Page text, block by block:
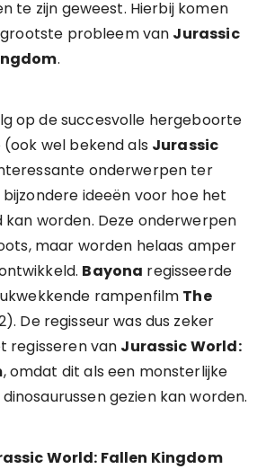
te zijn geweest. Hierbij komen
probleem van Jurassic
.
op de succesvolle hergeboorte
wel bekend als Jurassic
onderwerpen ter
ideeën voor hoe het
worden. Deze onderwerpen
maar worden helaas amper
Bayona regisseerde
rampenfilm The
De regisseur was dus zeker
regisseren van Jurassic World:
, omdat dit als een monsterlijke
gezien kan worden.
World: Fallen Kingdom